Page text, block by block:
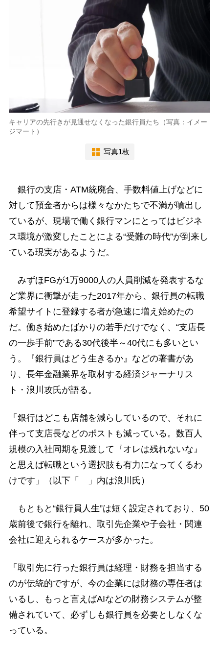
キャリアの先行きが見通せなくなった銀行員たち（写真：イメー
ジマート）
写真1枚
銀行の支店・ATM統廃合、手数料値上げなどに
対して預金者からは様々なかたちで不満が噴出し
ているが、現場で働く銀行マンにとってはビジネ
ス環境が激変したことによる“受難の時代”が到来し
ている現実があるようだ。
みずほFGが1万9000人の人員削減を発表するな
ど業界に衝撃が走った2017年から、銀行員の転職
希望サイトに登録する者が急速に増え始めたの
だ。働き始めたばかりの若手だけでなく、“支店長
の一歩手前”である30代後半～40代にも多いとい
う。『銀行員はどう生きるか』などの著書があ
り、長年金融業界を取材する経済ジャーナリス
ト・浪川攻氏が語る。
「銀行はどこも店舗を減らしているので、それに
伴って支店長などのポストも減っている。数百人
規模の入社同期を見渡して『オレは残れないな』
と思えば転職という選択肢も有力になってくるわ
けです」（以下「 」内は浪川氏）
もともと“銀行員人生”は短く設定されており、50
歳前後で銀行を離れ、取引先企業や子会社・関連
会社に迎えられるケースが多かった。
「取引先に行った銀行員は経理・財務を担当する
のが伝統的ですが、今の企業には財務の専任者は
いるし、もっと言えばAIなどの財務システムが整
備されていて、必ずしも銀行員を必要としなくな
っている。